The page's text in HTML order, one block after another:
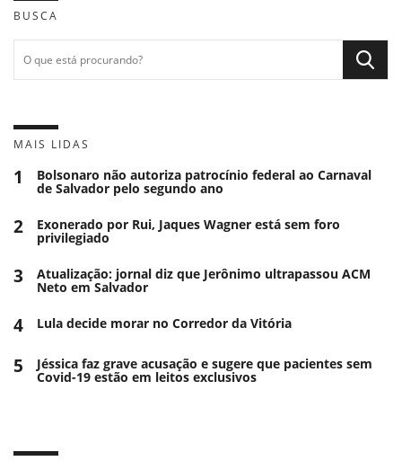
BUSCA
MAIS LIDAS
1 Bolsonaro não autoriza patrocínio federal ao Carnaval
de Salvador pelo segundo ano
2 Exonerado por Rui, Jaques Wagner está sem foro
privilegiado
3 Atualização: jornal diz que Jerônimo ultrapassou ACM
Neto em Salvador
4 Lula decide morar no Corredor da Vitória
5 Jéssica faz grave acusação e sugere que pacientes sem
Covid-19 estão em leitos exclusivos